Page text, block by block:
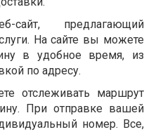
предлагающий
На сайте вы можете
в удобное время, из
по адресу.
отслеживать маршрут
При отправке вашей
номер. Все,